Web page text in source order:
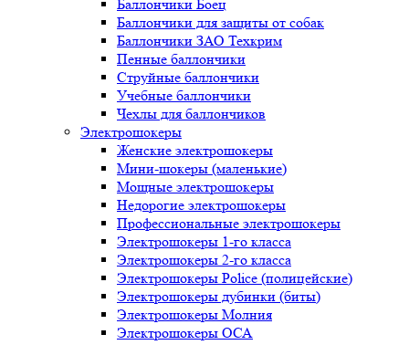
Баллончики Боец
Баллончики для защиты от собак
Баллончики ЗАО Техкрим
Пенные баллончики
Струйные баллончики
Учебные баллончики
Чехлы для баллончиков
Электрошокеры
Женские электрошокеры
Мини-шокеры (маленькие)
Мощные электрошокеры
Недорогие электрошокеры
Профессиональные электрошокеры
Электрошокеры 1-го класса
Электрошокеры 2-го класса
Электрошокеры Police (полицейские)
Электрошокеры дубинки (биты)
Электрошокеры Молния
Электрошокеры ОСА